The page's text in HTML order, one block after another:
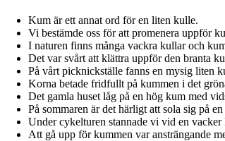
Kum är ett annat ord för en liten kulle.
Vi bestämde oss för att promenera uppför
I naturen finns många vackra kullar och
Det var svårt att klättra uppför den branta
På vårt picknickställe fanns en mysig liten
Korna betade fridfullt på kummen i det
Det gamla huset låg på en hög kum med
På sommaren är det härligt att sola sig på
Under cykelturen stannade vi vid en vacker
Att gå upp för kummen var ansträngande